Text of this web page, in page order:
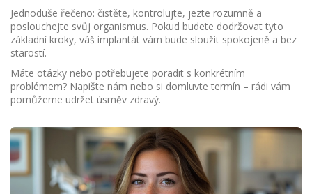
Jednoduše řečeno: čistěte, kontrolujte, jezte rozumně a
poslouchejte svůj organismus. Pokud budete dodržovat tyto
základní kroky, váš implantát vám bude sloužit spokojeně a bez
starostí.
Máte otázky nebo potřebujete poradit s konkrétním
problémem? Napište nám nebo si domluvte termín – rádi vám
pomůžeme udržet úsměv zdravý.